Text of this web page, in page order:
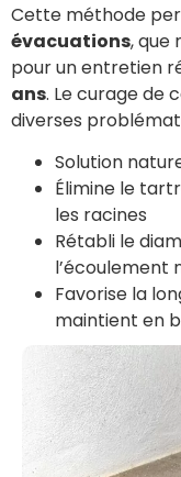
Cette méthode
évacuations, que
pour un entretien
ans. Le curage de
diverses
Solution
Élimine le
les racines
Rétabli le
l’écoulement
Favorise la
maintient en